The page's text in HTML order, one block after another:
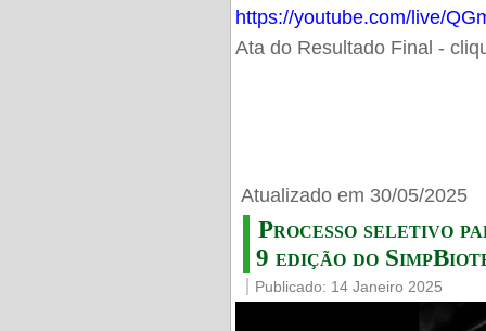
https://youtube.com/live/
Ata do Resultado Final -
Atualizado em 30/05/2025
Processo seletivo
9 edição do
Publicado: 14 Janeiro 2025